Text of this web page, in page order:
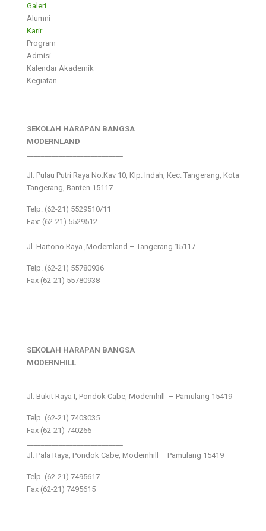
Galeri
Alumni
Karir
Program
Admisi
Kalendar Akademik
Kegiatan
SEKOLAH HARAPAN BANGSA
MODERNLAND
Jl. Pulau Putri Raya No.Kav 10, Klp. Indah, Kec. Tangerang, Kota
Tangerang, Banten 15117
Telp: (62-21) 5529510/11
Fax: (62-21) 5529512
Jl. Hartono Raya ,Modernland – Tangerang 15117
Telp. (62-21) 55780936
Fax (62-21) 55780938
SEKOLAH HARAPAN BANGSA
MODERNHILL
Jl. Bukit Raya I, Pondok Cabe, Modernhill – Pamulang 15419
Telp. (62-21) 7403035
Fax (62-21) 740266
Jl. Pala Raya, Pondok Cabe, Modernhill – Pamulang 15419
Telp. (62-21) 7495617
Fax (62-21) 7495615